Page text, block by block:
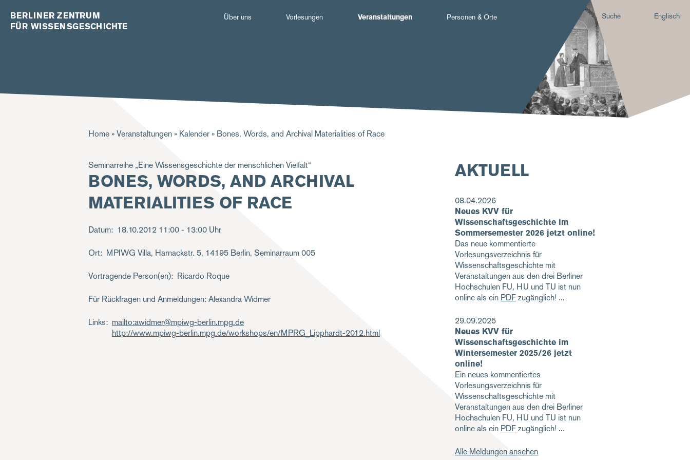
BERLINER ZENTRUM
FÜR WISSENSGESCHICHTE
Hauptnavigation
Über uns Vorlesungen Veranstaltungen Personen & Orte Suche Englisch
Pfadnavigation
Home Veranstaltungen Kalender Bones, Words, and Archival Materialities of Race
Seminarreihe „Eine Wissensgeschichte der menschlichen Vielfalt“
BONES, WORDS, AND ARCHIVAL
MATERIALITIES OF RACE
Datum 18.10.2012 11:00 - 13:00 Uhr
Ort MPIWG Villa, Harnackstr. 5, 14195 Berlin, Seminarraum 005
Vortragende Person(en) Ricardo Roque
Für Rückfragen und Anmeldungen: Alexandra Widmer
Links
mailto:awidmer@mpiwg-berlin.mpg.de
http://www.mpiwg-berlin.mpg.de/workshops/en/MPRG_Lipphardt-2012.html
AKTUELL
08.04.2026
Neues KVV für
Wissenschaftsgeschichte im
Sommersemester 2026 jetzt online!
Das neue kommentierte
Vorlesungsverzeichnis für
Wissenschaftsgeschichte mit
Veranstaltungen aus den drei Berliner
Hochschulen FU, HU und TU ist nun
online als ein PDFzugänglich!
29.09.2025
Neues KVV für
Wissenschaftsgeschichte im
Wintersemester 2025/26 jetzt
online!
Ein neues kommentiertes
Vorlesungsverzeichnis für
Wissenschaftsgeschichte mit
Veranstaltungen aus den drei Berliner
Hochschulen FU, HU und TU ist nun
online als ein PDFzugänglich!
Alle Meldungen ansehen